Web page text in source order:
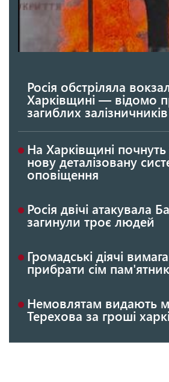
Росія обстріляла
Харківщині — відомо
загиблих залізничників
На Харківщині почнуть
нову деталізовану
оповіщення
Росія двічі атакувала
загинули троє людей
Громадські діячі
прибрати сім
Немовлятам видають
Терехова за гроші